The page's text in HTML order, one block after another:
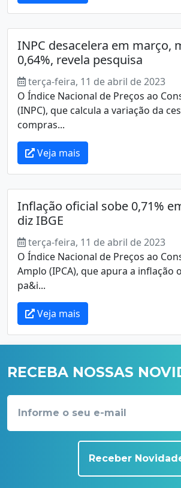
INPC desacelera em março,
0,64%, revela pesquisa
terça-feira, 11 de abril de 2023
O Índice Nacional de Preços ao
(INPC), que calcula a variação da
compras...
Veja mais
Inflação oficial sobe 0,71%
diz IBGE
terça-feira, 11 de abril de 2023
O Índice Nacional de Preços ao
Amplo (IPCA), que apura a inflação
pa&i...
Veja mais
RECEBA NOSSAS
Receber